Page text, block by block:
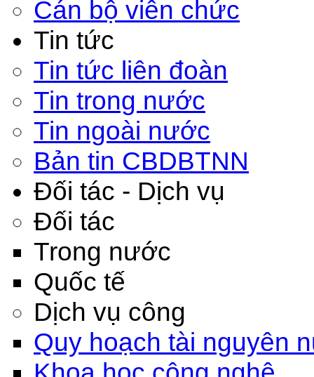
Cán bộ viên chức
Tin tức
Tin tức liên đoàn
Tin trong nước
Tin ngoài nước
Bản tin CBDBTNN
Đối tác - Dịch vụ
Đối tác
Trong nước
Quốc tế
Dịch vụ công
Quy hoạch tài nguyên